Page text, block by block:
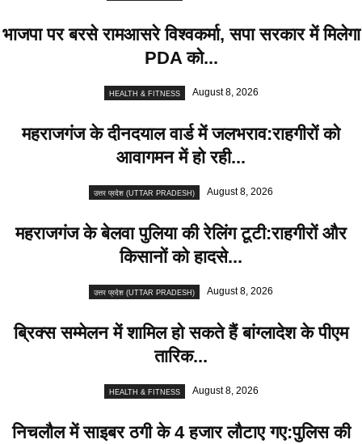
भाजपा पर बरसे रामआसरे विश्वकर्मा, सपा सरकार में मिलेगा
PDA को...
HEALTH & FITNESS August 8, 2026
महराजगंज के दीनदयाल वार्ड में जलभराव:राहगीरों को
आवागमन में हो रही...
उत्तर प्रदेश (UTTAR PRADESH) August 8, 2026
महराजगंज के बेलवा पुलिया की रेलिंग टूटी:राहगीरों और
किसानों को हादसे...
उत्तर प्रदेश (UTTAR PRADESH) August 8, 2026
ब्रिक्स सम्मेलन में शामिल हाे सकते हैं बांग्लादेश के पीएम
तारिक...
HEALTH & FITNESS August 8, 2026
निचलौल में साइबर ठगी के 4 हजार लौटाए गए:पुलिस की